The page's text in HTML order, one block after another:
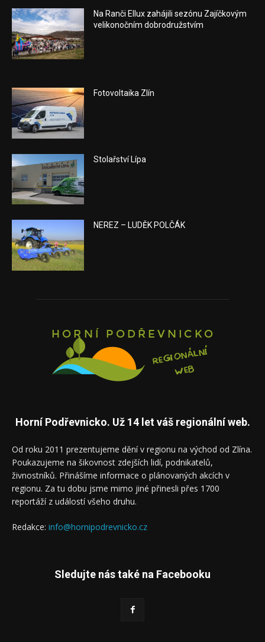
Na Ranči Ellux zahájili sezónu Zajíčkovým
velikonočním dobrodružstvím
Fotovoltaika Zlín
Stolařství Lípa
NEREZ – LUDĚK POLČÁK
Horní Podřevnicko. Už 14 let váš regionální web.
Od roku 2011 prezentujeme dění v regionu na východ od Zlína.
Poukazujeme na šikovnost zdejších lidí, podnikatelů,
živnostníků. Přinášíme informace o plánovaných akcích v
regionu. Za tu dobu jsme mimo jiné přinesli přes 1700
reportáží z událostí všeho druhu.
Redakce: info@hornipodrevnicko.cz
Sledujte nás také na Facebooku